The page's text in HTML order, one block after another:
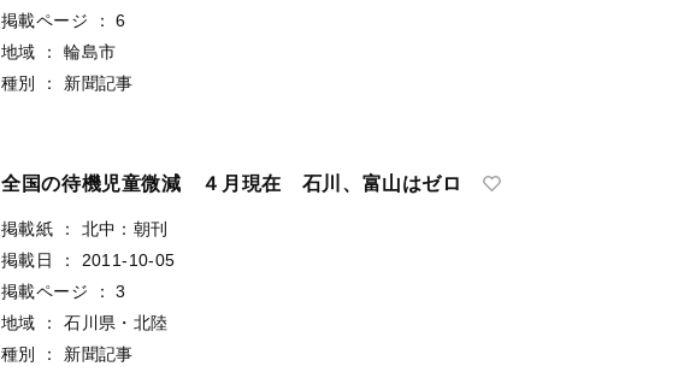
掲載ページ
：
6
地域
：
輪島市
種別
： 新聞記事
全国の待機児童微減 ４月現在 石川、富山はゼロ
掲載紙 ：
北中：朝刊
掲載日
：
2011-10-05
掲載ページ
：
3
地域
：
石川県・北陸
種別
： 新聞記事